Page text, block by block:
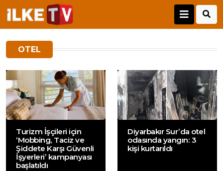
OTEL
Turizm İşçileri için
‘Mobbing, Taciz ve
Şiddete Karşı Güvenli
İşyerleri’ kampanyası
başlatıldı
Diyarbakır Sur’da otel
odasında yangın: 3
kişi kurtarıldı